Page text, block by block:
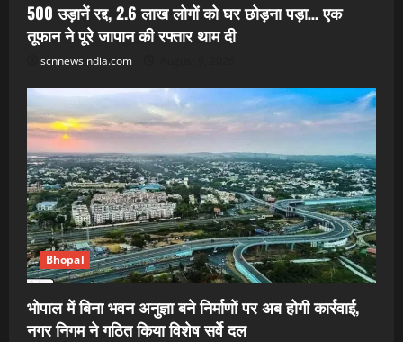
500 उड़ानें रद्द, 2.6 लाख लोगों को घर छोड़ना पड़ा… एक
तूफान ने पूरे जापान की रफ्तार थाम दी
scnnewsindia.com
Bhopal
भोपाल में बिना भवन अनुज्ञा बने निर्माणों पर अब होगी कार्रवाई,
नगर निगम ने गठित किया विशेष सर्वे दल